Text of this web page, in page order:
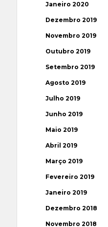
Janeiro 2020
Dezembro 2019
Novembro 2019
Outubro 2019
Setembro 2019
Agosto 2019
Julho 2019
Junho 2019
Maio 2019
Abril 2019
Março 2019
Fevereiro 2019
Janeiro 2019
Dezembro 2018
Novembro 2018